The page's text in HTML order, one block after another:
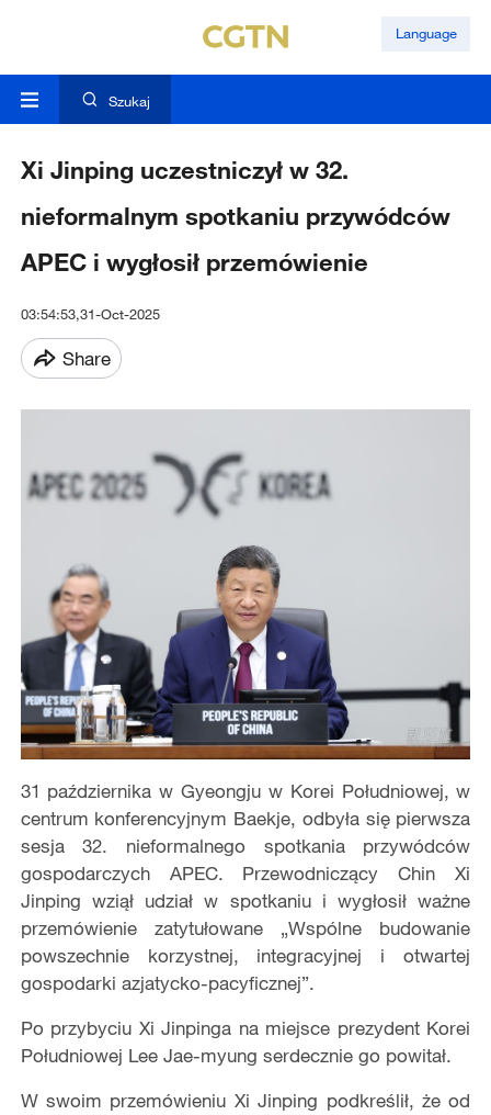
Language
Szukaj
Xi Jinping uczestniczył w 32.
nieformalnym spotkaniu przywódców
APEC i wygłosił przemówienie
03:54:53,31-Oct-2025
Share
31 października w Gyeongju w Korei Południowej, w
centrum konferencyjnym Baekje, odbyła się pierwsza
sesja 32. nieformalnego spotkania przywódców
gospodarczych APEC. Przewodniczący Chin Xi
Jinping wziął udział w spotkaniu i wygłosił ważne
przemówienie zatytułowane „Wspólne budowanie
powszechnie korzystnej, integracyjnej i otwartej
gospodarki azjatycko-pacyficznej”.
Po przybyciu Xi Jinpinga na miejsce prezydent Korei
Południowej Lee Jae-myung serdecznie go powitał.
W swoim przemówieniu Xi Jinping podkreślił, że od